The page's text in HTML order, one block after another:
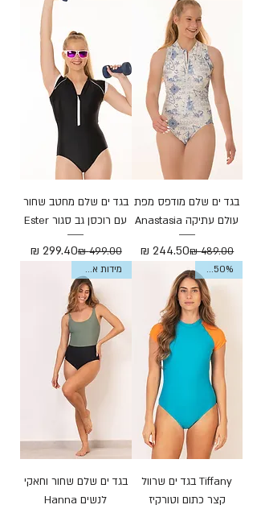
בגד ים שלם מודפס מפת
עולם עתיקה Anastasia
מחיר רגיל ‏489.00 ‏₪ מחיר מבצע‏244.50 ‏₪
בגד ים שלם מחטב שחור
עם רוכסן גב סגור Ester
מחיר רגיל ‏499.00 ‏₪ מחיר מבצע‏299.40 ‏₪
Sale 50%
Tiffany בגד ים שרוול
קצר כתום וטורקיז
מידות אחרונות
בגד ים שלם שחור וחאקי
לנשים Hanna